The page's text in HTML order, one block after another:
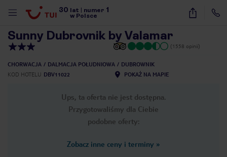
30 lat numer 1
w Polsce
29
Sunny Dubrovnik by Valamar
(1558 opinii)
CHORWACJA DALMACJA POŁUDNIOWA
DUBROWNIK
KOD HOTELU DBV11022 POKAŻ NA MAPIE
Ups, ta oferta nie jest dostępna.
Przygotowaliśmy dla Ciebie
podobne oferty:
Zobacz inne ceny i terminy »